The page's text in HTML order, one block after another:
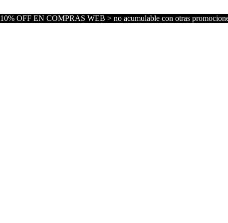
10% OFF EN COMPRAS WEB > no acumulable con otras